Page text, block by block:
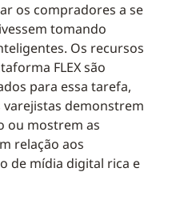
os compradores a se
tomando
Os recursos
FLEX são
para essa tarefa,
demonstrem
ou mostrem as
relação aos
de mídia digital rica e